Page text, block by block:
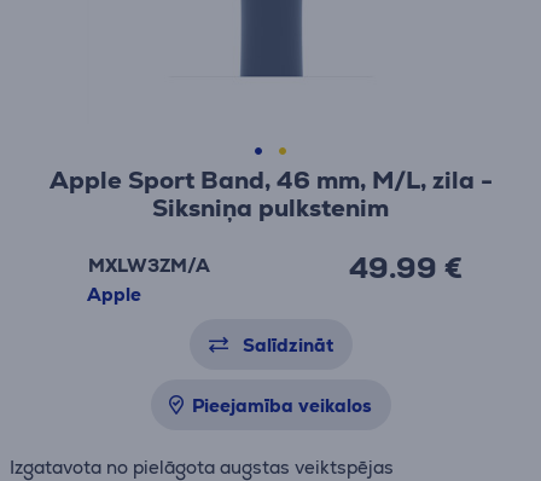
Apple Sport Band, 46 mm, M/L, zila -
Siksniņa pulkstenim
MXLW3ZM/A
Apple
49.99 €
Salīdzināt
Pieejamība veikalos
Izgatavota no pielāgota augstas veiktspējas